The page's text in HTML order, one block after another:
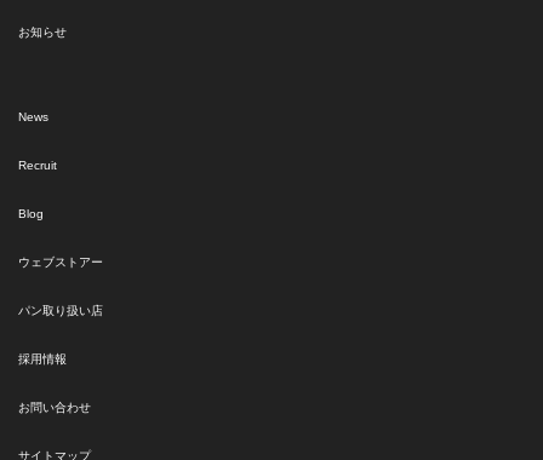
お知らせ
News
Recruit
Blog
ウェブストアー
パン取り扱い店
採用情報
お問い合わせ
サイトマップ